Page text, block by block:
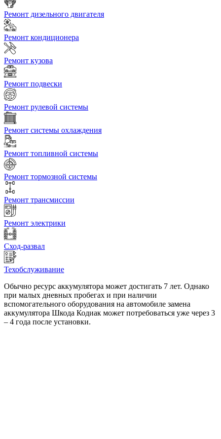
Ремонт дизельного двигателя
Ремонт кондиционера
Ремонт кузова
Ремонт подвески
Ремонт рулевой системы
Ремонт системы охлаждения
Ремонт топливной системы
Ремонт тормозной системы
Ремонт трансмиссии
Ремонт электрики
Сход-развал
Техобслуживание
Обычно ресурс аккумулятора может достигать 7 лет. Однако
при малых дневных пробегах и при наличии
вспомогательного оборудования на автомобиле замена
аккумулятора Шкода Кодиак может потребоваться уже через 3
– 4 года после установки.